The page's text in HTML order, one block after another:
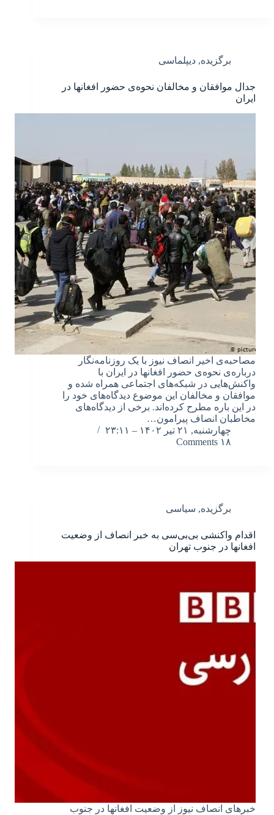
برگزیده, دیپلماسی
جدال موافقان و مخالفان نحوه‌ی حضور افغانها در
ایران
مصاحبه‌ی اخیر انصاف نیوز با یک روزنامه‌نگار
درباره‌ی نحوه‌ی حضور افغانها در ایران با
واکنش‌هایی در شبکه‌های اجتماعی همراه شده و
موافقان و مخالفان این موضوع دیدگاه‌های خود را
در این باره مطرح کرده‌اند. برخی از دیدگاه‌های
مخاطبان انصاف پیرامون…
چهارشنبه, ۲۱ تیر ۱۴۰۲ – ۲۳:۱۱
۱۸ Comments
برگزیده, سیاسی
اقدام واکنشی بی‌بی‌سی به خبر انصاف از وضعیت
افغانها در جنوب تهران
خبرهای انصاف نیوز از وضعیت افغانها در جنوب